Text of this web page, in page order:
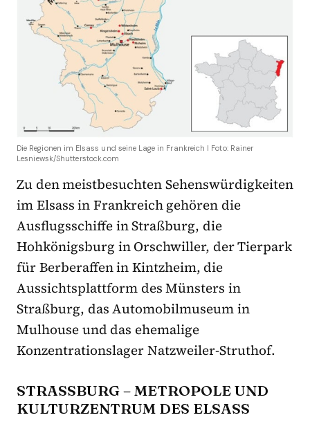
Die Regionen im Elsass und seine Lage in Frankreich I Foto: Rainer
Lesniewsk/Shutterstock.com
Zu den meistbesuchten Sehenswürdigkeiten
im Elsass in Frankreich gehören die
Ausflugsschiffe in Straßburg, die
Hohkönigsburg in Orschwiller, der Tierpark
für Berberaffen in Kintzheim, die
Aussichtsplattform des Münsters in
Straßburg, das Automobilmuseum in
Mulhouse und das ehemalige
Konzentrationslager Natzweiler-Struthof.
STRASSBURG – METROPOLE UND K
ULTURZENTRUM DES ELSASS